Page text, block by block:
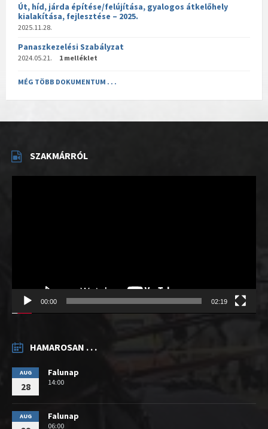
Út, híd, járda építése/felújítása, gyalogos átkelőhely
kialakítása, fejlesztése – 2025.
2025.11.28.
Panaszkezelési Szabályzat
2024.05.21. 1 melléklet
MÉG TÖBB DOKUMENTUM . . .
SZAKMÁRRÓL
00:00 02:19
HAMAROSAN . . .
AUG
28
Falunap
14:00
AUG Falunap
06:00